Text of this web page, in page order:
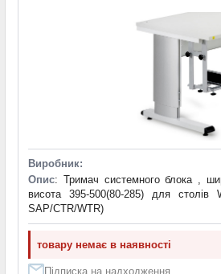
Виробник:
Опис: Тримач системного блока ,
висота 395-500(80-285) для столів
SAP/CTR/WTR)
товару немає в наявності
Підписка на надходження